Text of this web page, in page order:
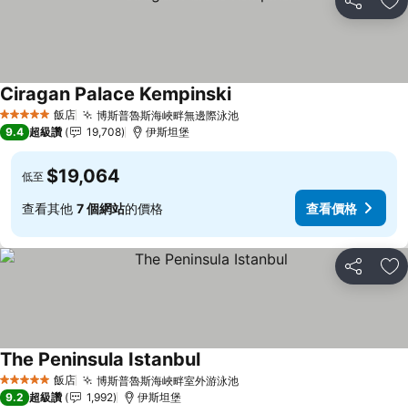
分享 加
5 星級 飯店 博斯普魯斯海峽畔無邊際泳池
Ciragan Palace Kempinski
9.4 超級讚 19,708 伊斯坦堡
低至 $19,064
查看其他 7 個網站的價格 查看價格
分享 加
5 星級 飯店 博斯普魯斯海峽畔室外游泳池
The Peninsula Istanbul
9.2 超級讚 1,992 伊斯坦堡